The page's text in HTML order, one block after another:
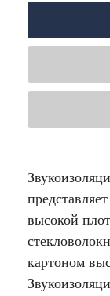
высокой
картоном